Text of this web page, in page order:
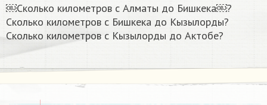
￼Сколько километров с Алматы до Бишкека￼?
Сколько километров с Бишкека до Кызылорды?
Сколько километров с Кызылорды до Актобе?